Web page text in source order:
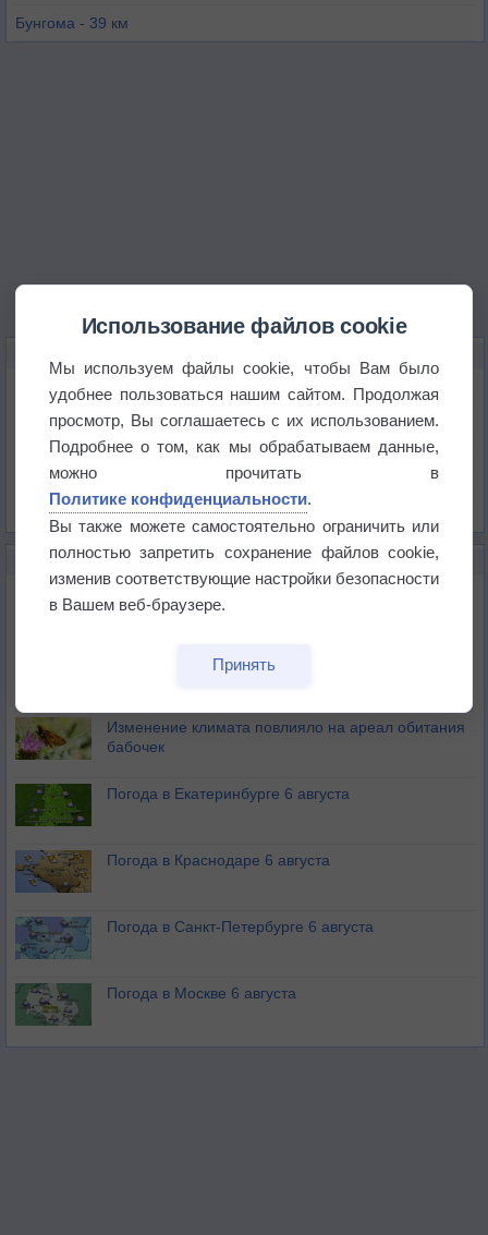
Бунгома - 39 км
Температура
Давление
Осадки
Облачность
Список всех карт
НОВОЕ О ПОГОДЕ
Атмосфера начала замерзать
В Приморье обнаружены морские волны тепла
Изменение климата повлияло на ареал обитания
бабочек
Погода в Екатеринбурге 6 августа
Погода в Краснодаре 6 августа
Погода в Санкт-Петербурге 6 августа
Погода в Москве 6 августа
Использование файлов cookie
Мы используем файлы cookie, чтобы Вам было
удобнее пользоваться нашим сайтом. Продолжая
просмотр, Вы соглашаетесь с их использованием.
Подробнее о том, как мы обрабатываем данные,
можно прочитать в
Политике конфиденциальности.
Вы также можете самостоятельно ограничить или
полностью запретить сохранение файлов cookie,
изменив соответствующие настройки безопасности
в Вашем веб-браузере.
Принять